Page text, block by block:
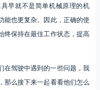
早就不是简单机械原理的机
能也更复杂。因此，正确的使
终保持在最佳工作状态，提高
在驾驶中遇到的一些问题，我
那么接下来一起看看他们怎么